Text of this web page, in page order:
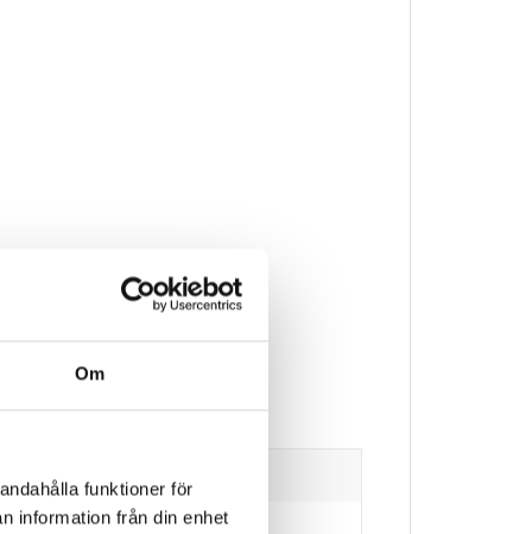
Om
funktioner för
information från din enhet